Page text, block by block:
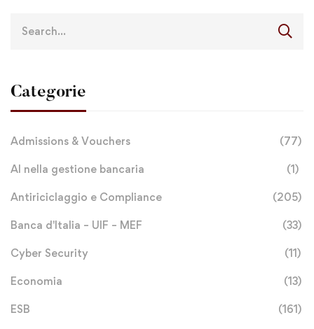
Categorie
Admissions & Vouchers (77)
AI nella gestione bancaria (1)
Antiriciclaggio e Compliance (205)
Banca d'Italia – UIF – MEF (33)
Cyber Security (11)
Economia (13)
ESB (161)